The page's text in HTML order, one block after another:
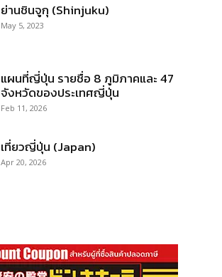
ย่านชินจูกุ (Shinjuku)
May 5, 2023
แผนที่ญี่ปุ่น รายชื่อ 8 ภูมิภาคและ 47
จังหวัดของประเทศญี่ปุ่น
Feb 11, 2026
เที่ยวญี่ปุ่น (Japan)
Apr 20, 2026